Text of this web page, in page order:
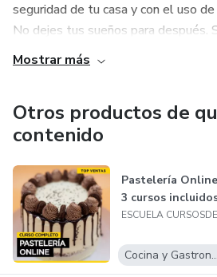
seguridad de tu casa y con el uso
No dejes tus sueños para después. Si
Mostrar más
Otros productos de
contenido
Pastelería
3 cursos
Cocina y Gastronomía